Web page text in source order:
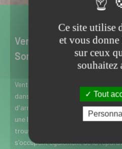
Vente d’armes neuves et
Somain dans le Nord
Vente d’armes neuves et
dans le Nord, l’Armurerie Meresse
d'armes de chasse, de loisir et de
une large gamme de marques et
trouver rapidement chaussure à
s'occupent également de la
Ce site utilise
et vous
sur ceux
souhaitez
Tout